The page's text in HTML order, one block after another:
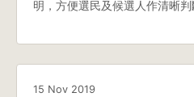
明，方便選民及候選人作清晰
15 Nov 2019